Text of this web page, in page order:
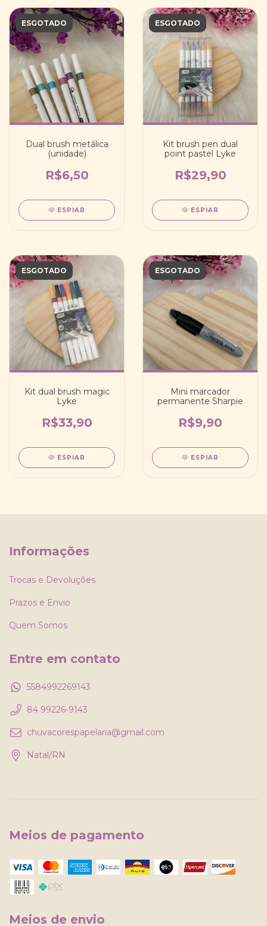
ESGOTADO
Dual brush metálica
(unidade)
R$6,50
ESPIAR
ESGOTADO
Kit brush pen dual
point pastel Lyke
R$29,90
ESPIAR
ESGOTADO
Kit dual brush magic
Lyke
R$33,90
ESPIAR
ESGOTADO
Mini marcador
permanente Sharpie
R$9,90
ESPIAR
Informações
Trocas e Devoluções
Prazos e Envio
Quem Somos
Entre em contato
5584992269143
84 99226-9143
chuvacorespapelaria@gmail.com
Natal/RN
Meios de pagamento
Meios de envio